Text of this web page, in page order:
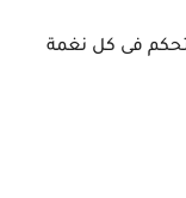
يتحكم فى كل نغمة